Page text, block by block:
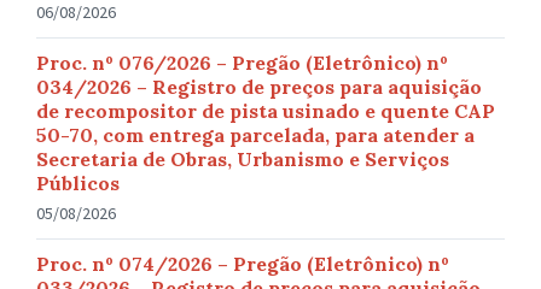
06/08/2026
Proc. nº 076/2026 – Pregão (Eletrônico) nº
034/2026 – Registro de preços para aquisição
de recompositor de pista usinado e quente CAP
50-70, com entrega parcelada, para atender a
Secretaria de Obras, Urbanismo e Serviços
Públicos
05/08/2026
Proc. nº 074/2026 – Pregão (Eletrônico) nº